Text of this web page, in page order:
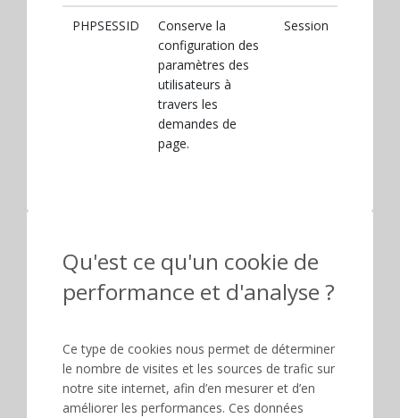
PHPSESSID
Conserve la
configuration des
paramètres des
utilisateurs à
travers les
demandes de
page.
Session
Qu'est ce qu'un cookie de
performance et d'analyse ?
Ce type de cookies nous permet de déterminer
le nombre de visites et les sources de trafic sur
notre site internet, afin d’en mesurer et d’en
améliorer les performances. Ces données